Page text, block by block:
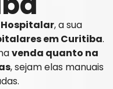
, a sua
em Curitiba.
venda quanto na
, sejam elas manuais